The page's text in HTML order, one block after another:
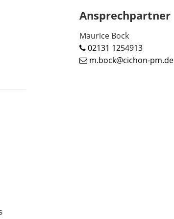
Ansprechpartner
Maurice Bock
02131 1254913
m.bock@cichon-pm.de